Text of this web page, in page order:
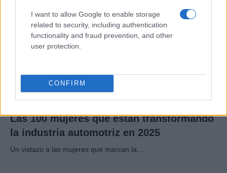
I want to allow Google to enable storage
related to security, including authentication
functionality and fraud prevention, and other
user protection.
CONFIRM
Las 100 mujeres que están transformando
la industria automotriz en 2025
Un vistazo a las mujeres que marcan la…